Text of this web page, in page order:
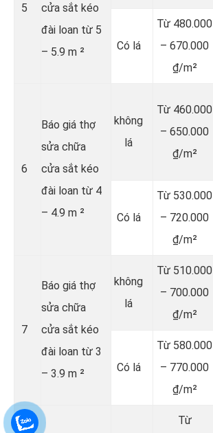
5
cửa sắt kéo
đài loan từ 5
– 5.9 m ²
Có lá
Từ 480.000
– 670.000
₫/m²
6
Báo giá thợ
sửa chữa
cửa sắt kéo
đài loan từ 4
– 4.9 m ²
không
lá
Từ 460.000
– 650.000
₫/m²
Có lá
Từ 530.000
– 720.000
₫/m²
7
Báo giá thợ
sửa chữa
cửa sắt kéo
đài loan từ 3
– 3.9 m ²
không
lá
Từ 510.000
– 700.000
₫/m²
Có lá
Từ 580.000
– 770.000
₫/m²
Từ